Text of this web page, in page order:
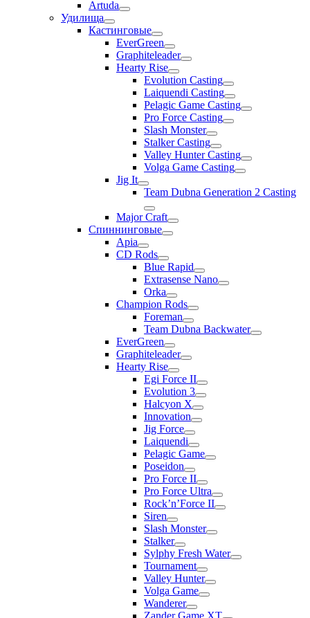
Artuda
Удилища
Кастинговые
EverGreen
Graphiteleader
Hearty Rise
Evolution Casting
Laiquendi Casting
Pelagic Game Casting
Pro Force Casting
Slash Monster
Stalker Casting
Valley Hunter Casting
Volga Game Casting
Jig It
Team Dubna Generation 2 Casting
Major Craft
Спиннинговые
Apia
CD Rods
Blue Rapid
Extrasense Nano
Orka
Champion Rods
Foreman
Team Dubna Backwater
EverGreen
Graphiteleader
Hearty Rise
Egi Force II
Evolution 3
Halcyon X
Innovation
Jig Force
Laiquendi
Pelagic Game
Poseidon
Pro Force II
Pro Force Ultra
Rock’n’Force II
Siren
Slash Monster
Stalker
Sylphy Fresh Water
Tournament
Valley Hunter
Volga Game
Wanderer